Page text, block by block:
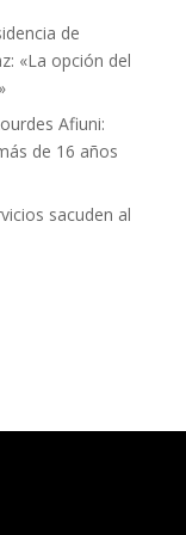
de
«La opción del
Afiuni:
de 16 años
sacuden al